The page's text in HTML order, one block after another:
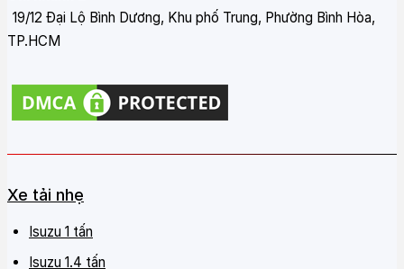
19/12 Đại Lộ Bình Dương, Khu phố Trung, Phường Bình Hòa,
TP.HCM
Xe tải nhẹ
Isuzu 1 tấn
Isuzu 1.4 tấn